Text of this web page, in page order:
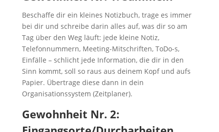
Beschaffe dir ein kleines Notizbuch, trage es immer
bei dir und schreibe darin alles auf, was dir so am
Tag über den Weg läuft: jede kleine Notiz,
Telefonnummern, Meeting-Mitschriften, ToDo-s,
Einfälle – schlicht jede Information, die dir in den
Sinn kommt, soll so raus aus deinem Kopf und aufs
Papier. Übertrage diese dann in dein
Organisationssystem (Zeitplaner).
Gewohnheit Nr. 2: